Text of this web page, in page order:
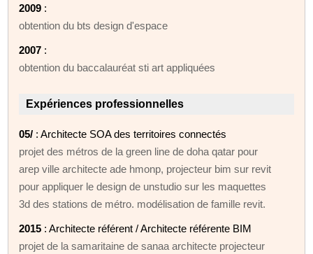
2009 :
obtention du bts design d'espace
2007 :
obtention du baccalauréat sti art appliquées
Expériences professionnelles
05/ : Architecte SOA des territoires connectés
projet des métros de la green line de doha qatar pour
arep ville architecte ade hmonp, projecteur bim sur revit
pour appliquer le design de unstudio sur les maquettes
3d des stations de métro. modélisation de famille revit.
2015 : Architecte référent / Architecte référente BIM
projet de la samaritaine de sanaa architecte projecteur